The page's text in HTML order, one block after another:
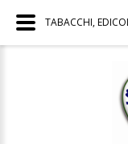
TABACCHI,